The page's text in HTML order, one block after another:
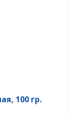
100 гр.